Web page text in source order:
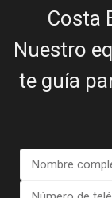
Costa
Nuestro
te guía